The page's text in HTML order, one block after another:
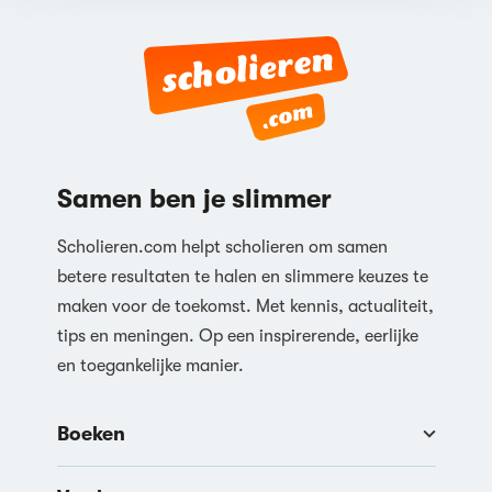
Samen ben je slimmer
Scholieren.com helpt scholieren om samen
betere resultaten te halen en slimmere keuzes te
maken voor de toekomst. Met kennis, actualiteit,
tips en meningen. Op een inspirerende, eerlijke
en toegankelijke manier.
Boeken